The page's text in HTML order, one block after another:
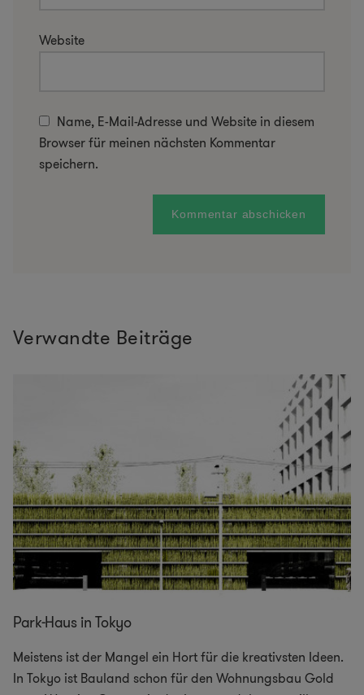
Website
Name, E-Mail-Adresse und Website in diesem
Browser für meinen nächsten Kommentar
speichern.
Verwandte Beiträge
Park-Haus in Tokyo
Meistens ist der Mangel ein Hort für die kreativsten Ideen.
In Tokyo ist Bauland schon für den Wohnungsbau Gold